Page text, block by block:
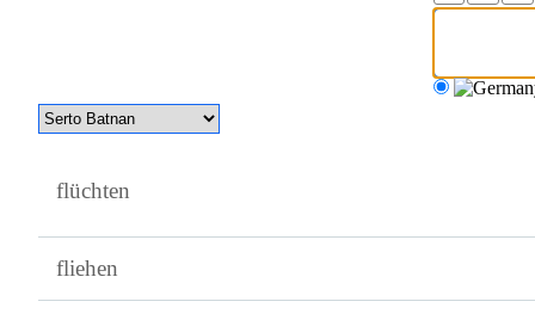
flüchten
fliehen